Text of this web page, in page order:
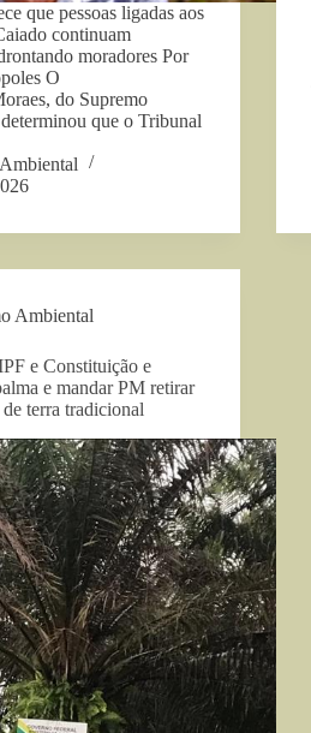
que pessoas ligadas aos
continuam
moradores Por
O
do Supremo
que o Tribunal
Ambiental
e Constituição e
e mandar PM retirar
terra tradicional